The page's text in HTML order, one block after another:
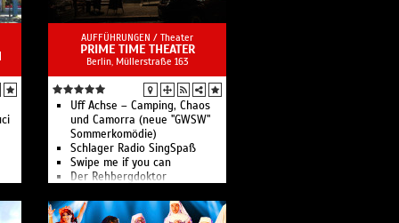
fünf minuten stille
Sprechtheaterbühnen im
deutschsprachigen Raum.
AUFFÜHRUNGEN / Theater
PRIME TIME THEATER
Berlin, ​Müllerstraße 163
Uff Achse – Camping, Chaos
und Camorra (neue "GWSW"
Sommerkomödie)
Schlager Radio SingSpaß
Swipe me if you can
Der Rehbergdoktor